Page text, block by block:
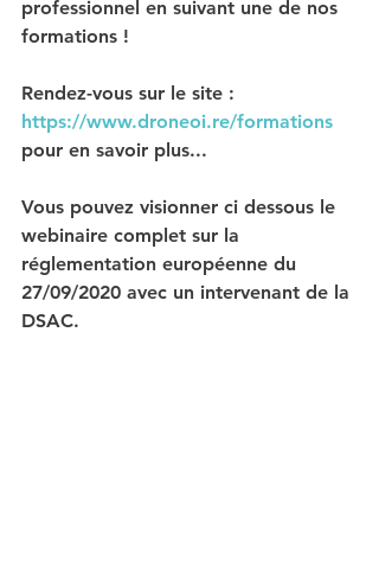
professionnel en suivant une de nos
formations !
Rendez-vous sur le site :
https://www.droneoi.re/formations
pour en savoir plus...
Vous pouvez visionner ci dessous le
webinaire complet sur la
réglementation européenne du
27/09/2020 avec un intervenant de la
DSAC.